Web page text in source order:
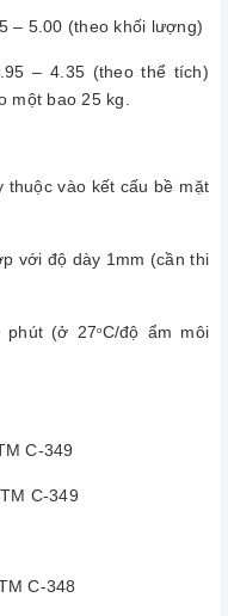
– 5.00 (theo khối lượng)
– 4.35 (theo thể tích)
một bao 25 kg.
thuộc vào kết cấu bề mặt
với độ dày 1mm (cần thi
phút (ở 27oC/độ ẩm môi
C-349
C-349
C-348